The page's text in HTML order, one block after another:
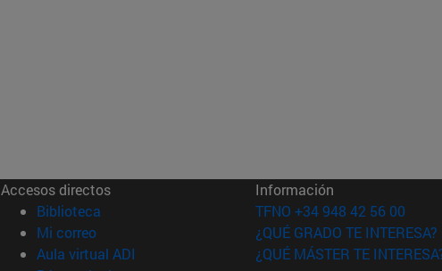
Accesos directos
Biblioteca (abre en nueva ventana)
Mi correo(abre en nueva ventana)
Aula virtual ADI (abre en nueva ventana)
Información
TFNO +34 948 42 56 00
¿QUÉ GRADO TE INTERESA?
¿QUÉ MÁSTER TE